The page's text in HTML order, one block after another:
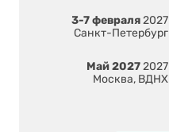
3-7 февраля2027
Санкт-Петербург
Май 20272027
Москва, ВДНХ